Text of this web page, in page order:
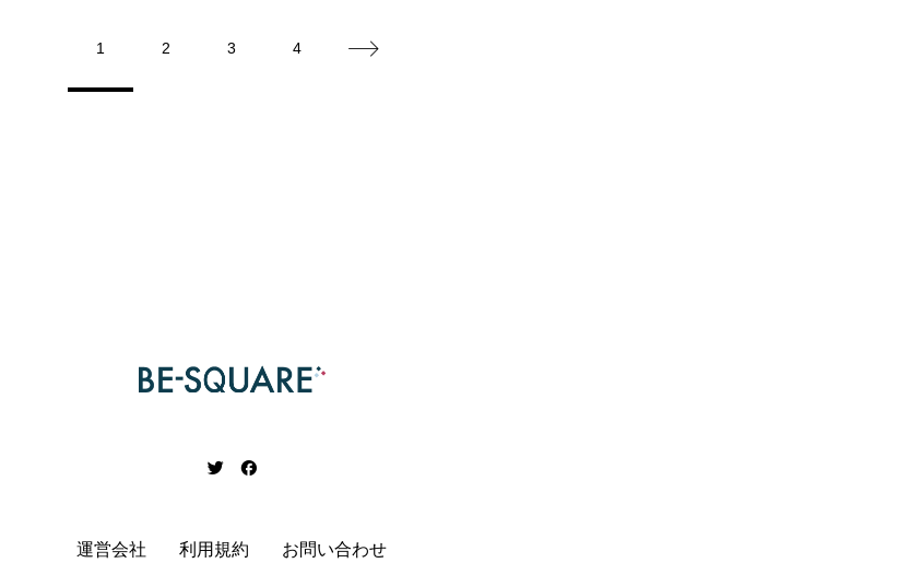
1 2 3 4
運営会社 利用規約 お問い合わせ